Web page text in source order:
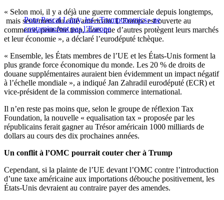
Pour Pascal Lamy, les «Trumponomics» ne
contamineront pas l’Europe
« Selon moi, il y a déjà une guerre commerciale depuis longtemps,
mais seulement du côté américain. L’Europe est ouverte au
commerce, peut-être trop, alors que d’autres protègent leurs marchés
et leur économie », a déclaré l’eurodéputé tchèque.
« Ensemble, les États membres de l’UE et les États-Unis forment la
plus grande force économique du monde. Les 20 % de droits de
douane supplémentaires auraient bien évidemment un impact négatif
à l’échelle mondiale », a indiqué Jan Zahradil eurodéputé (ECR) et
vice-président de la commission commerce international.
Il n’en reste pas moins que, selon le groupe de réflexion Tax
Foundation, la nouvelle « equalisation tax » proposée par les
républicains ferait gagner au Trésor américain 1000 milliards de
dollars au cours des dix prochaines années.
Un conflit à l’OMC pourrait couter cher à Trump
Cependant, si la plainte de l’UE devant l’OMC contre l’introduction
d’une taxe américaine aux importations débouche positivement, les
États-Unis devraient au contraire payer des amendes.